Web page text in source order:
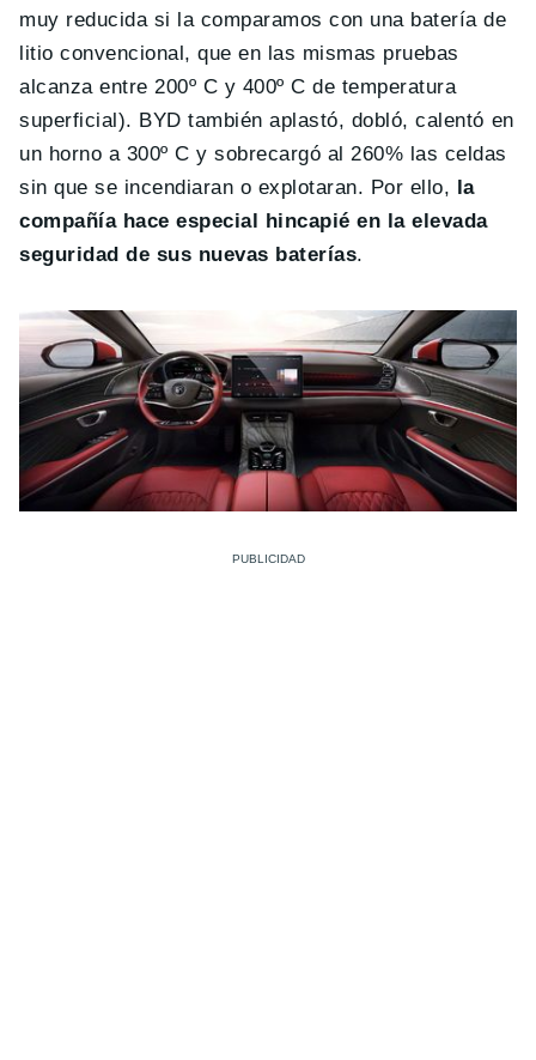
muy reducida si la comparamos con una batería de
litio convencional, que en las mismas pruebas
alcanza entre 200º C y 400º C de temperatura
superficial). BYD también aplastó, dobló, calentó en
un horno a 300º C y sobrecargó al 260% las celdas
sin que se incendiaran o explotaran. Por ello, la
compañía hace especial hincapié en la elevada
seguridad de sus nuevas baterías.